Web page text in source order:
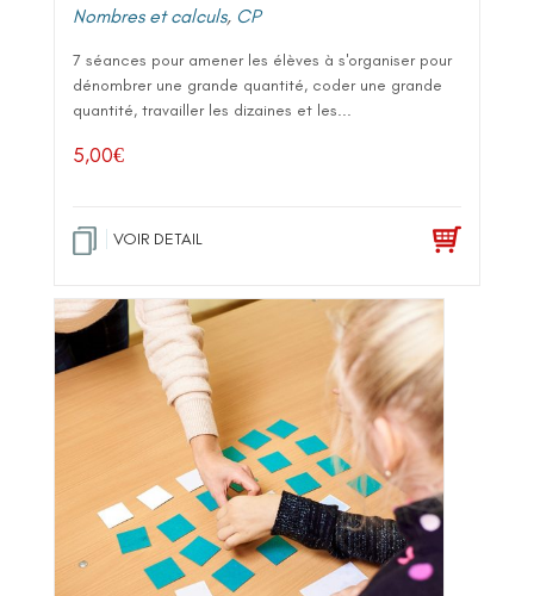
Nombres et calculs, CP
7 séances pour amener les élèves à s'organiser pour
dénombrer une grande quantité, coder une grande
quantité, travailler les dizaines et les...
5,00€
VOIR DETAIL